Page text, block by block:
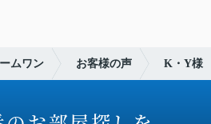
ムワン お客様の声 K・Y様